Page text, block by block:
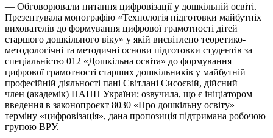
— Обговорювали питання цифровізації у дошкільній освіті.
Презентувала монографію «Технологія підготовки майбутніх
вихователів до формування цифрової грамотності дітей
старшого дошкільного віку» у якій висвітлено теоретико-
методологічні та методичні основи підготовки студентів за
спеціальністю 012 «Дошкільна освіта» до формування
цифрової грамотності старших дошкільників у майбутній
професійній діяльності пані Світлані Сисоєвій, дійсний
член (академік) НАПН України; озвучила, що є ініціатором
введення в законопроєкт 8030 «Про дошкільну освіту»
терміну «цифровізація», дана пропозиція підтримана робочою
групою ВРУ.